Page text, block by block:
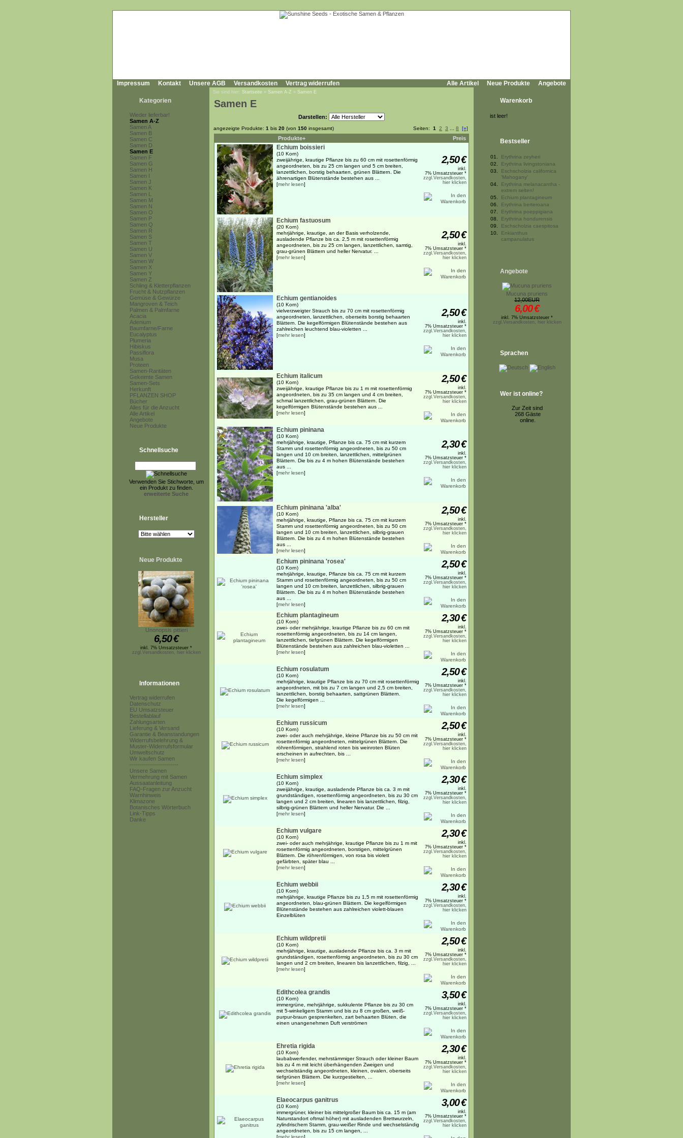
Impressum Kontakt Unsere AGB Versandkosten Vertrag widerrufen Alle Artikel Neue Produkte Angebote
Kategorien
Wieder lieferbar!
Samen A-Z
Samen A
Samen B
Samen C
Samen D
Samen E
Samen F
Samen G
Samen H
Samen I
Samen J
Samen K
Samen L
Samen M
Samen N
Samen O
Samen P
Samen Q
Samen R
Samen S
Samen T
Samen U
Samen V
Samen W
Samen X
Samen Y
Samen Z
Schling & Kletterpflanzen
Frucht & Nutzpflanzen
Gemüse & Gewürze
Mangroven & Teich
Palmen & Palmfarne
Acacia
Adenium
Baumfarne/Farne
Eucalyptus
Plumeria
Hibiskus
Passiflora
Musa
Proteen
Samen-Raritäten
Gekeimte Samen
Samen-Sets
Herkunft
PFLANZEN SHOP
Bücher
Alles für die Anzucht
Alle Artikel
Angebote
Neue Produkte
Schnellsuche
Verwenden Sie Stichworte, um
ein Produkt zu finden.
erweiterte Suche
Hersteller
Neue Produkte
Unonopsis pittieri
6,50€
inkl. 7% Umsatzsteuer *
zzgl.Versandkosten, hier klicken
Informationen
Vertrag widerrufen
Datenschutz
EU Umsatzsteuer
Bestellablauf
Zahlungsarten
Lieferung & Versand
Garantie & Beanstandungen
Widerrufsbelehrung &
Muster-Widerrufsformular
Umweltschutz
Wir kaufen Samen
------------------------
Unsere Samen
Vermehrung mit Samen
Aussaatanleitung
FAQ-Fragen zur Anzucht
Warnhinweis
Klimazone
Botanisches Wörterbuch
Link-Tipps
Danke
Sie sind hier: Startseite » Samen A-Z » Samen E
Samen E
Darstellen:
angezeigte Produkte: 1 bis 20 (von 150 insgesamt) Seiten: 1 2 3 8 [»]
Produkte+ Preis
Echium boissieri
(10 Korn)
zweijährige, krautige Pflanze bis zu 60 cm mit rosettenförmig
angeordneten, bis zu 25 cm langen und 5 cm breiten,
lanzettlichen, borstig behaarten, grünen Blättern. Die
ährenartigen Blütenstände bestehen aus ...
[mehr lesen]
2,50€
inkl.
7% Umsatzsteuer *
zzgl.Versandkosten,
hier klicken
Echium fastuosum
(20 Korn)
mehrjährige, krautige, an der Basis verholzende,
ausladende Pflanze bis ca. 2,5 m mit rosettenförmig
angeordneten, bis zu 25 cm langen, lanzettlichen, samtig,
grau-grünen Blättern und heller Nervatur. ...
[mehr lesen]
2,50€
inkl.
7% Umsatzsteuer *
zzgl.Versandkosten,
hier klicken
Echium gentianoides
(10 Korn)
vielverzweigter Strauch bis zu 70 cm mit rosettenförmig
angeordneten, lanzettlichen, oberseits borstig behaarten
Blättern. Die kegelförmigen Blütenstände bestehen aus
zahlreichen leuchtend blau-violetten ...
[mehr lesen]
2,50€
inkl.
7% Umsatzsteuer *
zzgl.Versandkosten,
hier klicken
Echium italicum
(10 Korn)
zweijährige, krautige Pflanze bis zu 1 m mit rosettenförmig
angeordneten, bis zu 35 cm langen und 4 cm breiten,
schmal lanzettlichen, grau-grünen Blättern. Die
kegelförmigen Blütenstände bestehen aus ...
[mehr lesen]
2,50€
inkl.
7% Umsatzsteuer *
zzgl.Versandkosten,
hier klicken
Echium pininana
(10 Korn)
mehrjährige, krautige, Pflanze bis ca. 75 cm mit kurzem
Stamm und rosettenförmig angeordneten, bis zu 50 cm
langen und 10 cm breiten, lanzettlichen, mittelgrünen
Blättern. Die bis zu 4 m hohen Blütenstände bestehen
aus ...
[mehr lesen]
2,30€
inkl.
7% Umsatzsteuer *
zzgl.Versandkosten,
hier klicken
Echium pininana 'alba'
(10 Korn)
mehrjährige, krautige, Pflanze bis ca. 75 cm mit kurzem
Stamm und rosettenförmig angeordneten, bis zu 50 cm
langen und 10 cm breiten, lanzettlichen, silbrig-grauen
Blättern. Die bis zu 4 m hohen Blütenstände bestehen
aus ...
[mehr lesen]
2,50€
inkl.
7% Umsatzsteuer *
zzgl.Versandkosten,
hier klicken
Echium pininana 'rosea'
(10 Korn)
mehrjährige, krautige, Pflanze bis ca. 75 cm mit kurzem
Stamm und rosettenförmig angeordneten, bis zu 50 cm
langen und 10 cm breiten, lanzettlichen, silbrig-grauen
Blättern. Die bis zu 4 m hohen Blütenstände bestehen
aus ...
[mehr lesen]
2,50€
inkl.
7% Umsatzsteuer *
zzgl.Versandkosten,
hier klicken
Echium plantagineum
(10 Korn)
zwei- oder mehrjährige, krautige Pflanze bis zu 60 cm mit
rosettenförmig angeordneten, bis zu 14 cm langen,
lanzettlichen, tiefgrünen Blättern. Die kegelförmigen
Blütenstände bestehen aus zahlreichen blau-violetten ...
[mehr lesen]
2,30€
inkl.
7% Umsatzsteuer *
zzgl.Versandkosten,
hier klicken
Echium rosulatum
(10 Korn)
mehrjährige, krautige Pflanze bis zu 70 cm mit rosettenförmig
angeordneten, mit bis zu 7 cm langen und 2,5 cm breiten,
lanzettlichen, borstig behaarten, sattgrünen Blättern.
Die kegelförmigen ...
[mehr lesen]
2,50€
inkl.
7% Umsatzsteuer *
zzgl.Versandkosten,
hier klicken
Echium russicum
(10 Korn)
zwei- oder auch mehrjährige, kleine Pflanze bis zu 50 cm mit
rosettenförmig angeordneten, mittelgrünen Blättern. Die
röhrenförmigen, strahlend roten bis weinroten Blüten
erscheinen in aufrechten, bis ...
[mehr lesen]
2,50€
inkl.
7% Umsatzsteuer *
zzgl.Versandkosten,
hier klicken
Echium simplex
(10 Korn)
zweijährige, krautige, ausladende Pflanze bis ca. 3 m mit
grundständigen, rosettenförmig angeordneten, bis zu 30 cm
langen und 2 cm breiten, linearen bis lanzettlichen, filzig,
silbrig-grünen Blättern und heller Nervatur. Die ...
[mehr lesen]
2,30€
inkl.
7% Umsatzsteuer *
zzgl.Versandkosten,
hier klicken
Echium vulgare
(10 Korn)
zwei- oder auch mehrjährige, krautige Pflanze bis zu 1 m mit
rosettenförmig angeordneten, borstigen, mittelgrünen
Blättern. Die röhrenförmigen, von rosa bis violett
gefärbten, später blau ...
[mehr lesen]
2,30€
inkl.
7% Umsatzsteuer *
zzgl.Versandkosten,
hier klicken
Echium webbii
(10 Korn)
mehrjährige, krautige Pflanze bis zu 1,5 m mit rosettenförmig
angeordneten, blau-grünen Blättern. Die kegelförmigen
Blütenstände bestehen aus zahlreichen violett-blauen
Einzelblüten
2,30€
inkl.
7% Umsatzsteuer *
zzgl.Versandkosten,
hier klicken
Echium wildpretii
(10 Korn)
mehrjährige, krautige, ausladende Pflanze bis ca. 3 m mit
grundständigen, rosettenförmig angeordneten, bis zu 30 cm
langen und 2 cm breiten, linearen bis lanzettlichen, filzig, ...
[mehr lesen]
2,50€
inkl.
7% Umsatzsteuer *
zzgl.Versandkosten,
hier klicken
Edithcolea grandis
(10 Korn)
immergrüne, mehrjährige, sukkulente Pflanze bis zu 30 cm
mit 5-winkeligem Stamm und bis zu 8 cm großen, weiß-
purpur-braun gesprenkelten, zart behaarten Blüten, die
einen unangenehmen Duft verströmen
3,50€
inkl.
7% Umsatzsteuer *
zzgl.Versandkosten,
hier klicken
Ehretia rigida
(10 Korn)
laubabwerfender, mehrstämmiger Strauch oder kleiner Baum
bis zu 4 m mit leicht überhängenden Zweigen und
wechselständig angeordneten, kleinen, ovalen, oberseits
tiefgrünen Blättern. Die kurzgestielten, ...
[mehr lesen]
2,30€
inkl.
7% Umsatzsteuer *
zzgl.Versandkosten,
hier klicken
Elaeocarpus ganitrus
(10 Korn)
immergrüner, kleiner bis mittelgroßer Baum bis ca. 15 m (am
Naturstandort oftmal höher) mit ausladenden Brettwurzeln,
zylindrischem Stamm, grau-weißer Rinde und wechselständig
angeordneten, bis zu 15 cm langen, ...
[mehr lesen]
3,00€
inkl.
7% Umsatzsteuer *
zzgl.Versandkosten,
hier klicken
Warenkorb
ist leer!
Bestseller
01.
Erythrina zeyheri
02.
Erythrina livingstoniana
03.
Eschscholzia californica
'Mahogany'
04.
Erythrina melanacantha -
extrem selten!
05.
Echium plantagineum
06.
Erythrina berteroana
07.
Erythrina poeppigiana
08.
Erythrina hondurensis
09.
Eschscholzia caespitosa
10.
Enkianthus
campanulatus
Angebote
Mucuna pruriens
12,00EUR
6,00€
inkl. 7% Umsatzsteuer *
zzgl.Versandkosten, hier klicken
Sprachen
Wer ist online?
Zur Zeit sind
268 Gäste
online.